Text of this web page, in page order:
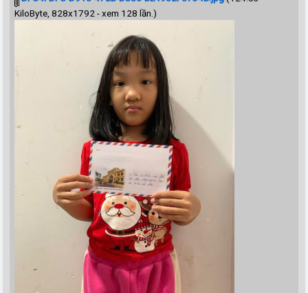
KiloByte, 828x1792 - xem 128 lần.)